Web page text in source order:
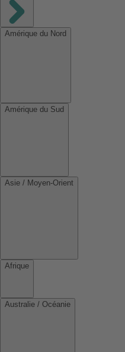
Amérique du Nord
Amérique du Sud
Asie / Moyen-Orient
Afrique
Australie / Océanie